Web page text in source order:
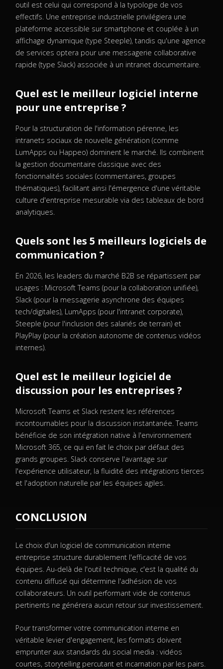
outil est celui qui correspond à la typologie de vos
effectifs. Une entreprise industrielle privilégiera une
plateforme accessible sur smartphone et couplée à un
affichage dynamique (type Steeple), tandis qu'une agence
de services optera pour une messagerie collaborative
rapide (type Slack) associée à un intranet documentaire.
Quel est le meilleur logiciel interne
pour une entreprise ?
Pour la structuration de l'information pérenne, les
intranets sociaux de nouvelle génération (comme
LumApps ou Happeo) dominent le marché. Ils combinent
la gestion documentaire classique avec des
fonctionnalités sociales (commentaires, groupes
thématiques), facilitant ainsi l'émergence d'une véritable
culture d'entreprise mesurable via des tableaux de bord
analytiques.
Quels sont les 5 meilleurs logiciels de
communication ?
En 2026, les leaders du marché B2B se répartissent par
usages : Microsoft Teams (pour la collaboration unifiée),
Slack (pour la messagerie asynchrone des équipes
tech/digitales), LumApps (pour l'intranet corporate),
Steeple (pour l'inclusion des salariés de terrain) et
PlayPlay (pour la création autonome de contenus vidéos
internes).
Quel est le meilleur logiciel de
discussion pour les entreprises ?
Microsoft Teams et Slack restent les références
incontournables pour la discussion instantanée. Teams
bénéficie de son intégration native à l'environnement
Microsoft 365, ce qui en fait le choix par défaut des
grands groupes. Slack conserve l'avantage sur
l'expérience utilisateur, la fluidité des intégrations tierces
et l'adoption naturelle par les équipes agiles.
CONCLUSION
Le choix d'un logiciel de communication interne
entreprise structure durablement l'efficacité de vos
équipes. Au-delà de l'outil technique, c'est la qualité du
contenu diffusé qui détermine l'adhésion de vos
collaborateurs. Un outil performant vide de contenus
pertinents ne générera aucun retour sur investissement.
Pour transformer votre communication interne en
véritable levier d'engagement, les formats doivent
emprunter aux standards du social media : vidéos
courtes, storytelling percutant et incarnation par les pairs.